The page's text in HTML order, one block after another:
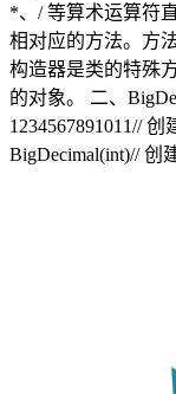
*、/ 等算术运算符
相对应的方法。方
构造器是类的特殊
的对象。 二、
1234567891011//
BigDecimal(int)// 创